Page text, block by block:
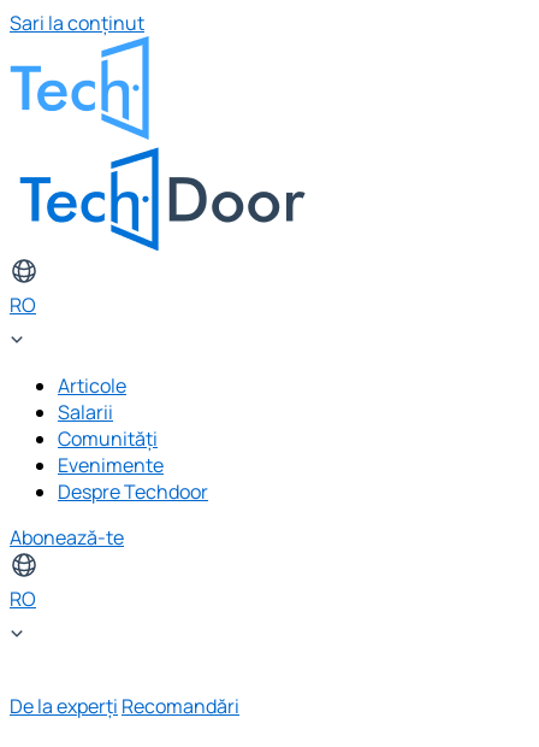
Sari la conținut
RO
Articole
Salarii
Comunități
Evenimente
Despre Techdoor
Abonează-te
RO
De la experți Recomandări